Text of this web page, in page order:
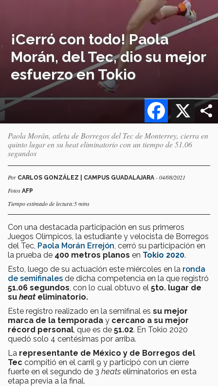
¡Cerró con todo! Paola
Morán, del Tec, dio su mejor
esfuerzo en Tokio
X
Facebook
Paola Morán, atleta de Borregos del Tec de Monterrey, cierra en
quinto lugar en su heat eliminatorio con un tiempo de 51.06
segundos
Por CARLOS GONZÁLEZ | CAMPUS GUADALAJARA - 04/08/2021
Fotos AFP
Tiempo estimado de lectura:5 mins
Con una destacada participación en sus primeros
Juegos Olímpicos, la estudiante y velocista de Borregos
del Tec, Paola Morán Errejón , cerró su participación en
la prueba de 400 metros planos en Tokio 2020.
Esto, luego de su actuación este miércoles en la ronda
de semifinales de dicha competencia en la que registró
51.06 segundos , con lo cual obtuvo el 5to. lugar de
su heat eliminatorio.
Este registro realizado en la semifinal es su mejor
marca de la temporada y cercano a su mejor
récord personal , que es de 51.02. En Tokio 2020
quedó solo 4 centésimas por arriba.
La representante de México y de Borregos del
Tec compitió en el carril 9 y participó con un cierre
fuerte en el segundo de 3 heats eliminatorios en esta
etapa previa a la final.